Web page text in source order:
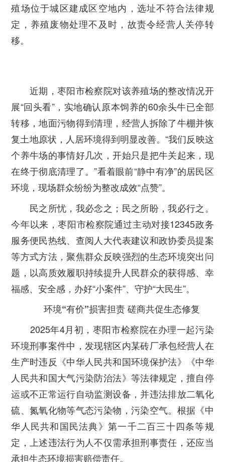
殖场位于城区建成区空地内，选址不符合法律规
定，养殖废物处理不及时，故责令经营人关停转
移。
近期，枣阳市检察院对该养殖场的整改情况开
展“回头看”，实地确认原本饲养的60余头牛已全部
转移，地面污物得到清理，经营人拆除了牛棚并恢
复土地原状，人居环境得到明显改善。“我们反映这
个养牛场的事情好几次，开始只是把牛关起来，现
在终于彻底清理了。”看着眼前“静中有净”的居民区
环境，现场群众纷纷为整改成效“点赞”。
民之所忧，我必念之；民之所盼，我必行之。
今年以来，枣阳市检察院通过主动对接12345政务
服务便民热线、查阅人大代表建议和政协委员提案
等方式方法，聚焦群众反映强烈的生态环境突出问
题，以高质效履职持续提升人民群众的获得感、幸
福感、安全感，办好“小案件”、守护“大民生”。
环境“有价”损害担责磋商共促生态修复
2025年4月初，枣阳市检察院在办理一起污染
环境刑事案件中，发现辖区内某砖厂承包经营人在
生产时违反《中华人民共和国环境保护法》《中华
人民共和国大气污染防治法》等法律规定，擅自停
运或不正常运行自动监测设备，并违法排放二氧化
硫、氮氧化物等气态污染物，污染空气。根据《中
华人民共和国民法典》第一千二百三十四条等规
定，上述违法行为人不仅需承担刑事责任，还应当
承担生态环境损害赔偿责任。